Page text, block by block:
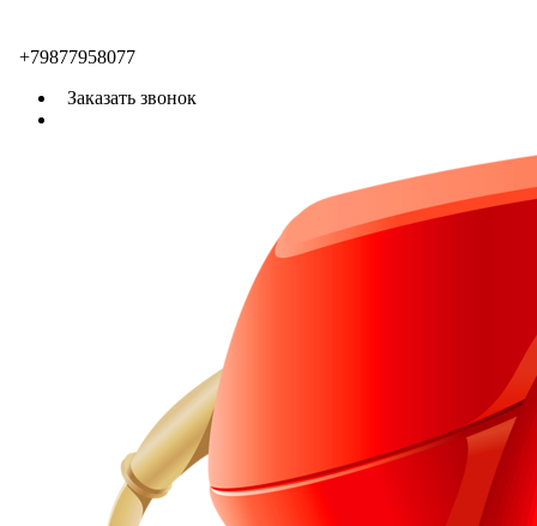
+79877958077
Заказать звонок